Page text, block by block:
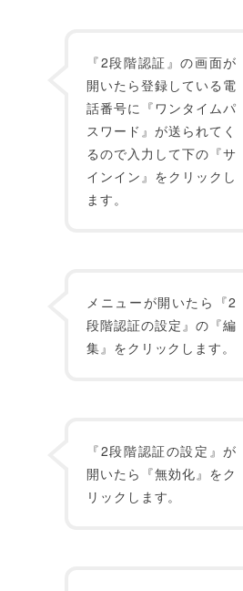
『2段階認証』の画面が
開いたら登録している電
話番号に『ワンタイムパ
スワード』が送られてく
るので入力して下の『サ
インイン』をクリックし
ます。
メニューが開いたら『2
段階認証の設定』の『編
集』をクリックします。
『2段階認証の設定』が
開いたら『無効化』をク
リックします。